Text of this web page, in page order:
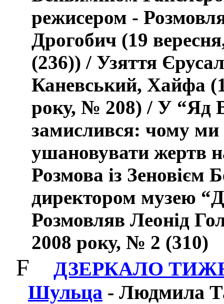
режисером -
Дрогобич (19
(236)) / Узяття
Каневський, Хайфа
року, № 208) / У “Яд
замислився: чому ми
ушановувати жертв
Розмова із Зеновієм
директором музею
Розмовляв Леонід
2008 року, № 2 (310)
F
ДЗЕРКАЛО
Шульца - Людмила